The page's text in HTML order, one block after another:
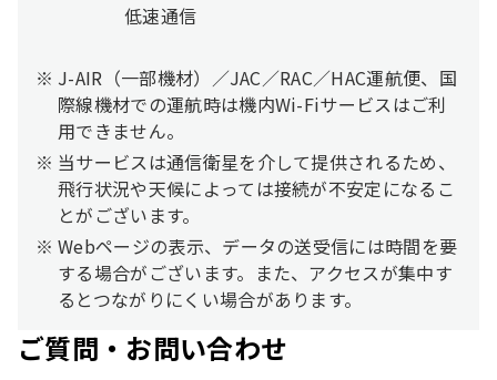
低速通信
J-AIR（一部機材）／JAC／RAC／HAC運航便、国
際線機材での運航時は機内Wi-Fiサービスはご利
用できません。
当サービスは通信衛星を介して提供されるため、
飛行状況や天候によっては接続が不安定になるこ
とがございます。
Webページの表示、データの送受信には時間を要
する場合がございます。また、アクセスが集中す
るとつながりにくい場合があります。
ご質問・お問い合わせ